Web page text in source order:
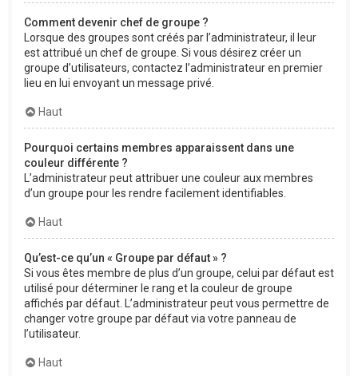
Comment devenir chef de groupe ?
Lorsque des groupes sont créés par l’administrateur, il leur
est attribué un chef de groupe. Si vous désirez créer un
groupe d’utilisateurs, contactez l’administrateur en premier
lieu en lui envoyant un message privé.
Haut
Pourquoi certains membres apparaissent dans une
couleur différente ?
L’administrateur peut attribuer une couleur aux membres
d’un groupe pour les rendre facilement identifiables.
Haut
Qu’est-ce qu’un « Groupe par défaut » ?
Si vous êtes membre de plus d’un groupe, celui par défaut est
utilisé pour déterminer le rang et la couleur de groupe
affichés par défaut. L’administrateur peut vous permettre de
changer votre groupe par défaut via votre panneau de
l’utilisateur.
Haut